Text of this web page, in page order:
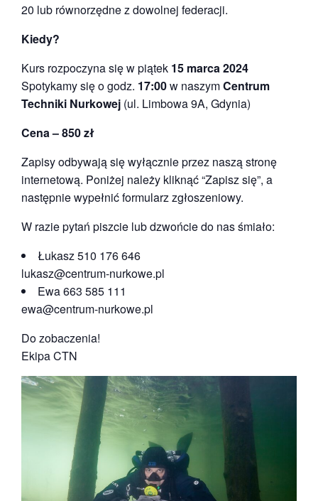
20 lub równorzędne z dowolnej federacji.
Kiedy?
Kurs rozpoczyna się w piątek 15 marca 2024
Spotykamy się o godz. 17:00w naszymCentrum
Techniki Nurkowej (ul. Limbowa 9A, Gdynia)
Cena – 850 zł
Zapisy odbywają się wyłącznie przez naszą stronę
internetową. Poniżej należy kliknąć “Zapisz się”, a
następnie wypełnić formularz zgłoszeniowy.
W razie pytań piszcie lub dzwońcie do nas śmiało:
Łukasz 510 176 646
lukasz@centrum-nurkowe.pl
Ewa 663 585 111
ewa@centrum-nurkowe.pl
Do zobaczenia!
Ekipa CTN